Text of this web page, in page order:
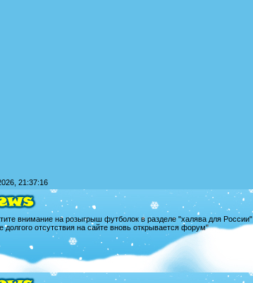
21:37:16
внимание на розыгрыш футболок в разделе "халява для России"
долгого отсутствия на сайте вновь открывается форум"